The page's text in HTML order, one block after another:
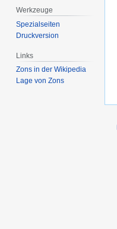
Werkzeuge
Spezialseiten
Druckversion
Links
Zons in der Wikipedia
Lage von Zons